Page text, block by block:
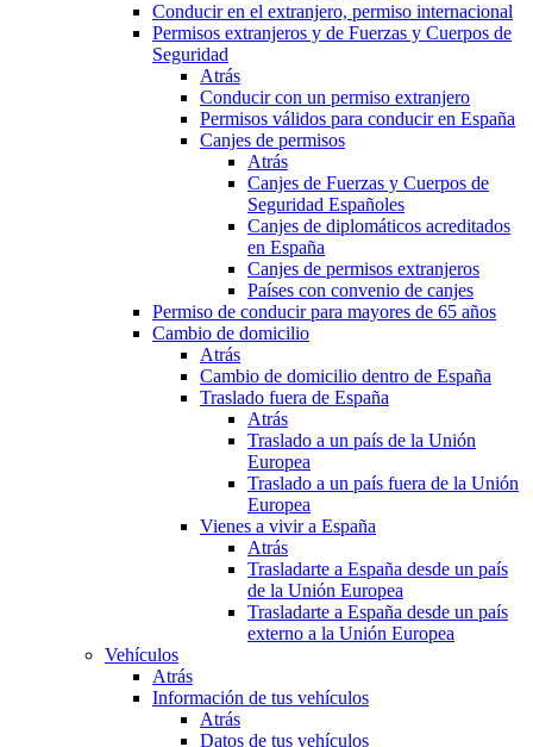
Conducir en el extranjero, permiso internacional
Permisos extranjeros y de Fuerzas y Cuerpos de
Seguridad
Atrás
Conducir con un permiso extranjero
Permisos válidos para conducir en España
Canjes de permisos
Atrás
Canjes de Fuerzas y Cuerpos de
Seguridad Españoles
Canjes de diplomáticos acreditados
en España
Canjes de permisos extranjeros
Países con convenio de canjes
Permiso de conducir para mayores de 65 años
Cambio de domicilio
Atrás
Cambio de domicilio dentro de España
Traslado fuera de España
Atrás
Traslado a un país de la Unión
Europea
Traslado a un país fuera de la Unión
Europea
Vienes a vivir a España
Atrás
Trasladarte a España desde un país
de la Unión Europea
Trasladarte a España desde un país
externo a la Unión Europea
Vehículos
Atrás
Información de tus vehículos
Atrás
Datos de tus vehículos